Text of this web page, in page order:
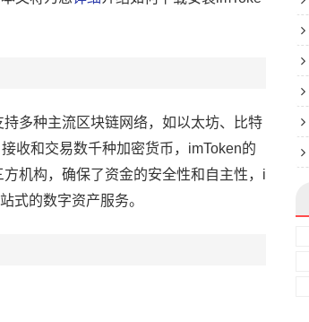
多种主流区块链网络，如以太坊、比特
收和交易数千种加密货币，imToken的
机构，确保了资金的安全性和自主性，i
式的数字资产服务。